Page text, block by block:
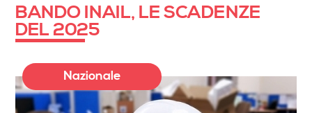
BANDO INAIL, LE SCADENZE
DEL 2025
Nazionale